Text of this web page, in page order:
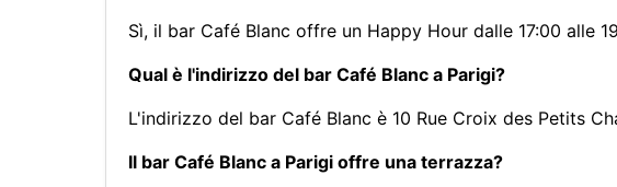
Sì, il bar Café Blanc offre un Happy Hour dalle 17:00 alle
Qual è l'indirizzo del bar Café Blanc a Parigi?
L'indirizzo del bar Café Blanc è 10 Rue Croix des Petits
Il bar Café Blanc a Parigi offre una terrazza?